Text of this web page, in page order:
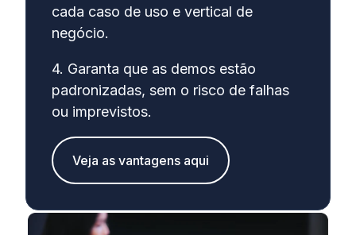
cada caso de uso e vertical de
negócio.
4. Garanta que as demos estão
padronizadas, sem o risco de falhas
ou imprevistos.
Veja as vantagens aqui